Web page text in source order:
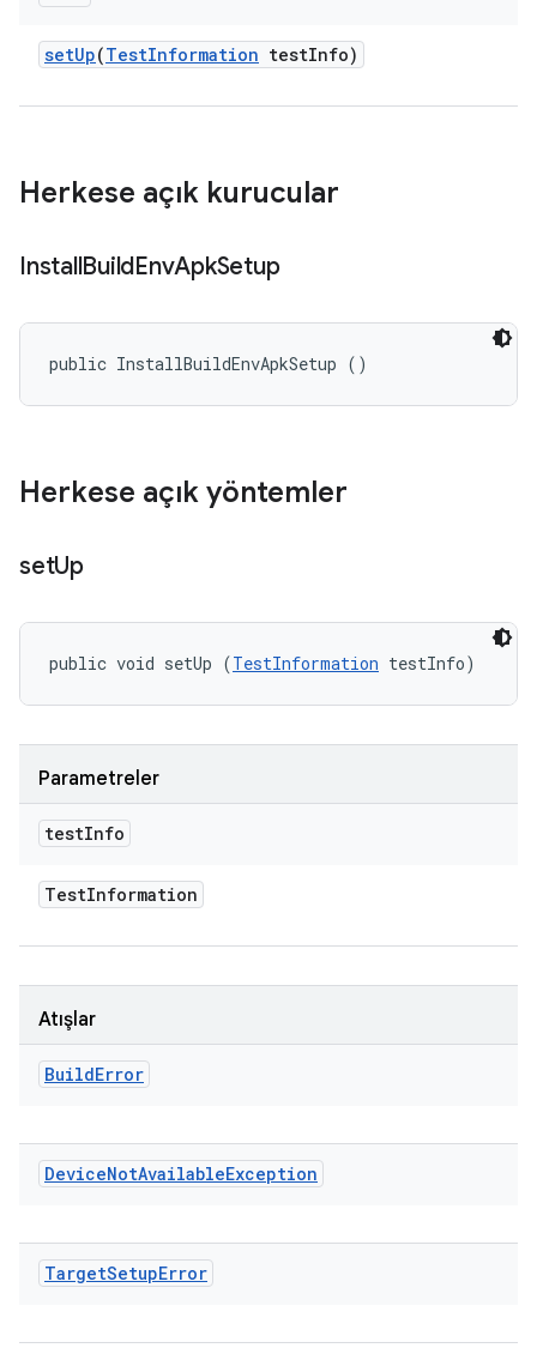
setUp(TestInformation testInfo)
Herkese açık kurucular
InstallBuildEnvApkSetup
public InstallBuildEnvApkSetup ()
Herkese açık yöntemler
setUp
public void setUp (TestInformation testInfo)
Parametreler
testInfo
TestInformation
Atışlar
BuildError
DeviceNotAvailableException
TargetSetupError